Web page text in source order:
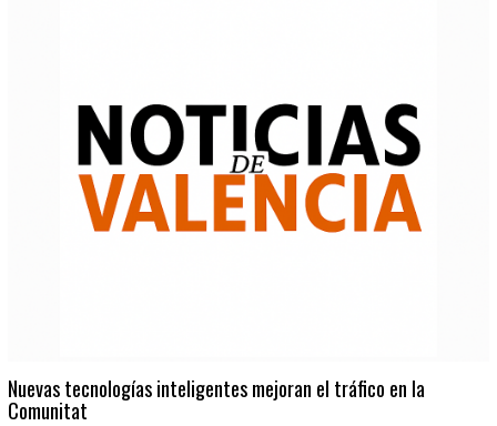
Nuevas tecnologías inteligentes mejoran el tráfico en la
Comunitat